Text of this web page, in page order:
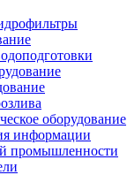
оборудование
информации
промышленности